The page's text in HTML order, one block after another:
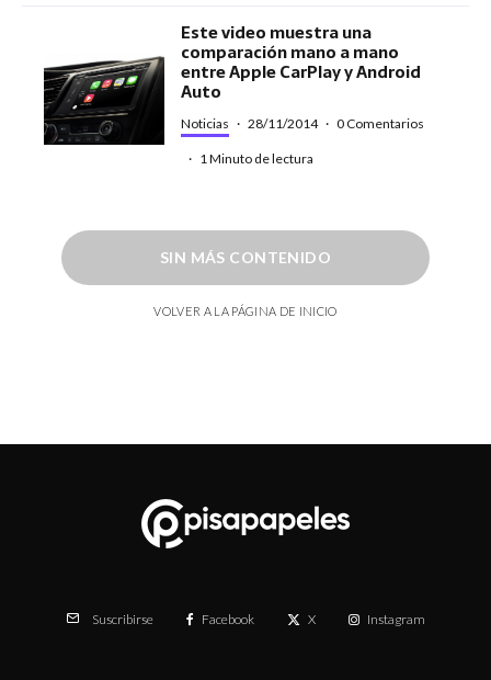
Este video muestra una
comparación mano a mano
entre Apple CarPlay y Android
Auto
Noticias · 28/11/2014 · 0 Comentarios
· 1 Minuto de lectura
SIN MÁS CONTENIDO
VOLVER A LA PÁGINA DE INICIO
Suscribirse Facebook X Instagram